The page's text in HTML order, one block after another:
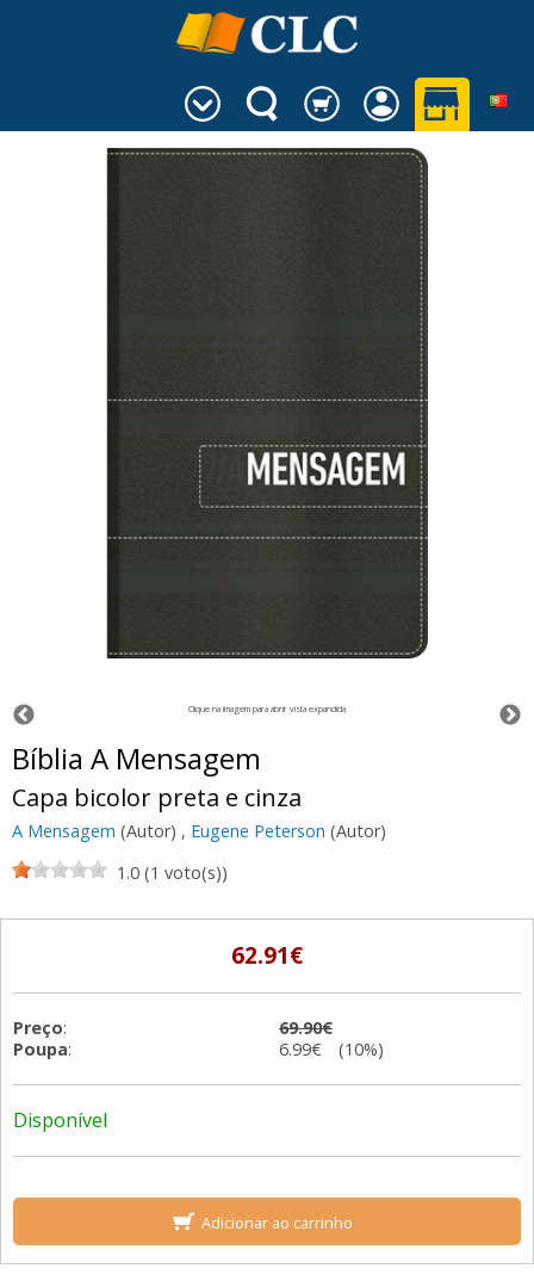
Clique na imagem para abrir vista expandida
Bíblia A Mensagem
Capa bicolor preta e cinza
A Mensagem (Autor) , Eugene Peterson (Autor)
1.0 (1 voto(s))
62.91€
Preço:
69.90€
Poupa: 6.99€ (10%)
Disponível
Adicionar ao carrinho